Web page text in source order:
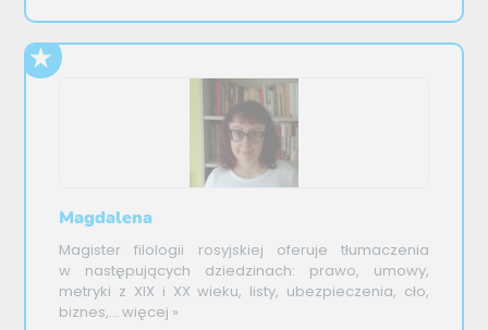
Magdalena
Magister filologii rosyjskiej oferuje tłumaczenia
w następujących dziedzinach: prawo, umowy,
metryki z XIX i XX wieku, listy, ubezpieczenia, cło,
biznes,... więcej »